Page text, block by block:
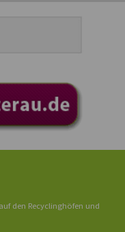
den Recyclinghöfen und